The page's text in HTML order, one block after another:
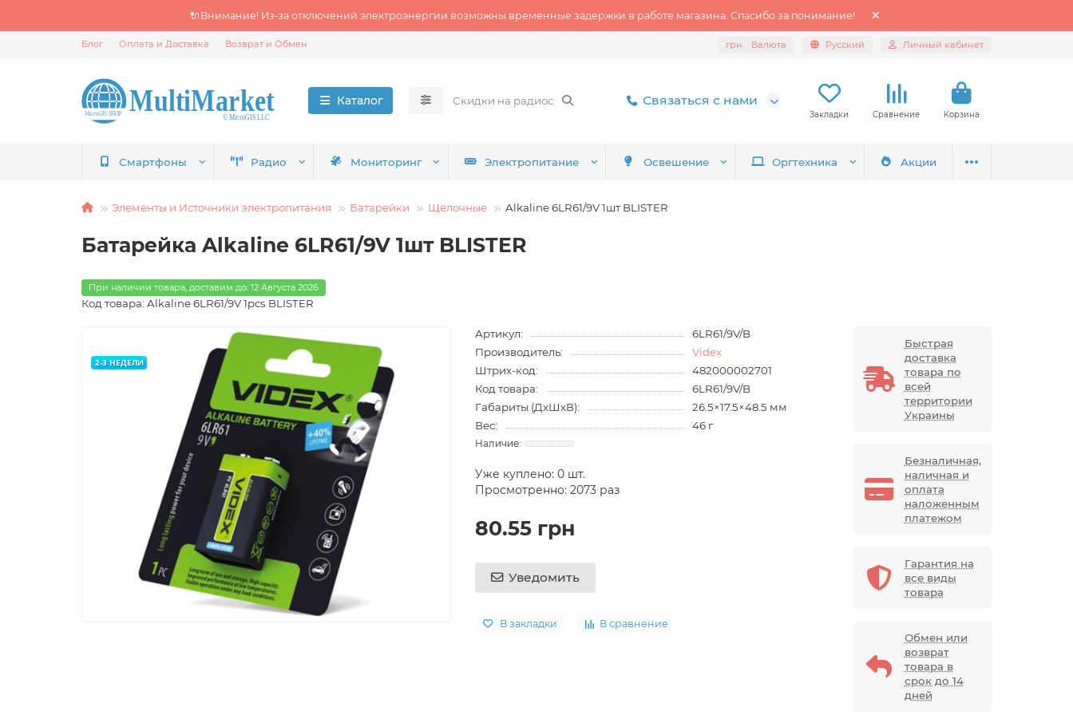
🔌Внимание! Из‑за отключений электроэнергии возможны временные задержки в работе магазина. Спасибо за понимание!
Блог Оплата и Доставка Возврат и Обмен грн Валюта Русский Личный кабинет
Каталог Связаться с нами
Закладки Сравнение Корзина
Смартфоны Радио Мониторинг Электропитание Освешение Оргтехника Акции
Элементы и Источники электропитания Батарейки Щелочные Alkaline 6LR61/9V 1шт BLISTER
Батарейка Alkaline 6LR61/9V 1шт BLISTER
При наличии товара, доставим до: 12 Августа 2026
Код товара: Alkaline 6LR61/9V 1pcs BLISTER
2-3 НЕДЕЛИ
Артикул:
6LR61/9V/B
Производитель:
Videx
Штрих-код:
482000002701
Код товара:
6LR61/9V/B
Габариты (ДхШхВ):
26.5×17.5×48.5 мм
Вес:
46 г
Уже куплено:0 шт.
Просмотренно: 2073 раз
80.55 грн
Уведомить
В закладки В сравнение
Быстрая
доставка
товара по
всей
территории
Украины
Безналичная,
наличная и
оплата
наложенным
платежом
Гарантия на
все виды
товара
Обмен или
возврат
товара в
срок до 14
дней